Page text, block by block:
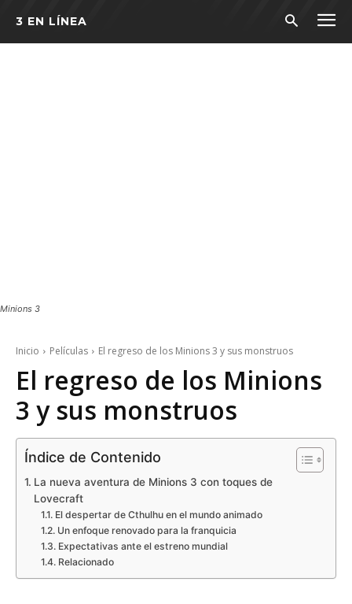
3 EN LÍNEA
Minions 3
Inicio Películas El regreso de los Minions 3 y sus monstruos
El regreso de los Minions
3 y sus monstruos
Índice de Contenido
La nueva aventura de Minions 3 con toques de
Lovecraft
El despertar de Cthulhu en el mundo animado
Un enfoque renovado para la franquicia
Expectativas ante el estreno mundial
Relacionado